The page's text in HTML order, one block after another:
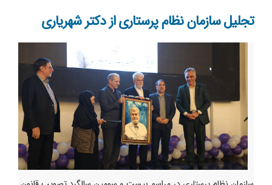
تجلیل سازمان نظام پرستاری از دکتر شهریاری